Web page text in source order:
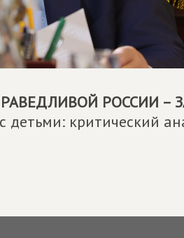
РОССИИ –
детьми: критический